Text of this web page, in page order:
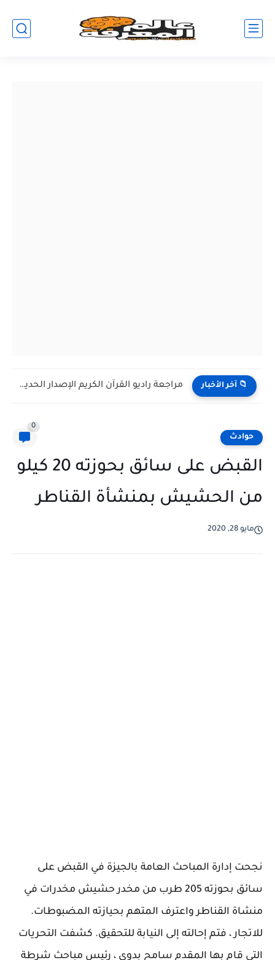
📁 آخر الأخبار مراجعة راديو القرآن الكريم الإصدار الحديث H798BT: مكتبة إسلامية شاملة...
حوادث
0
القبض على سائق بحوزته 20 كيلو
من الحشيش بمنشأة القناطر
مايو 28, 2020
نجحت إدارة المباحث العامة بالجيزة في القبض على
سائق بحوزته 205 طرب من مخدر حشيش مخدرات في
منشاة القناطر واعترف المتهم بحيازته المضبوطات.
للاتجار ، فتم إحالته إلى النيابة للتحقيق. كشفت التحريات
التي قام بها المقدم سامح بدوي ، رئيس مباحث شرطة